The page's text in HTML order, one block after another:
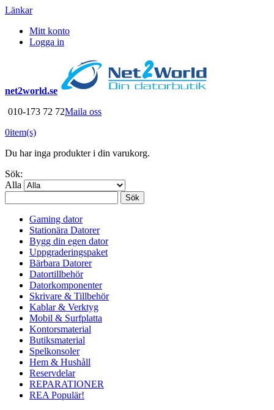
Länkar
Mitt konto
Logga in
net2world.se
010-173 72 72Maila oss
0item(s)
Du har inga produkter i din varukorg.
Sök:
Alla
Sök
Gaming dator
Stationära Datorer
Bygg din egen dator
Uppgraderingspaket
Bärbara Datorer
Datortillbehör
Datorkomponenter
Skrivare & Tillbehör
Kablar & Verktyg
Mobil & Surfplatta
Kontorsmaterial
Butiksmaterial
Spelkonsoler
Hem & Hushåll
Reservdelar
REPARATIONER
REA Populär!